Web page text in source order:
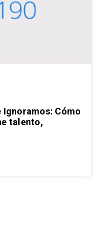
Ignoramos: Cómo
talento,